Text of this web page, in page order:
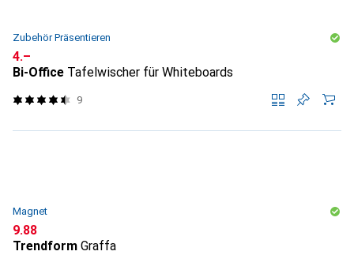
Zubehör Präsentieren
CHF
4.–
Bi-Office Tafelwischer für Whiteboards
9
Magnet
CHF
9.88
Trendform Graffa